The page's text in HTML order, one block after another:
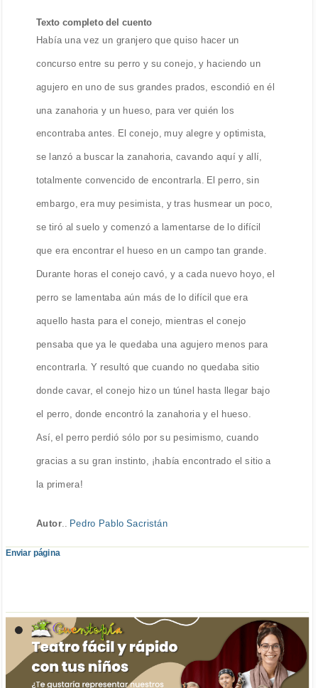
Texto completo del cuento
Había una vez un granjero que quiso hacer un
concurso entre su perro y su conejo, y haciendo un
agujero en uno de sus grandes prados, escondió en él
una zanahoria y un hueso, para ver quién los
encontraba antes. El conejo, muy alegre y optimista,
se lanzó a buscar la zanahoria, cavando aquí y allí,
totalmente convencido de encontrarla. El perro, sin
embargo, era muy pesimista, y tras husmear un poco,
se tiró al suelo y comenzó a lamentarse de lo difícil
que era encontrar el hueso en un campo tan grande.
Durante horas el conejo cavó, y a cada nuevo hoyo, el
perro se lamentaba aún más de lo difícil que era
aquello hasta para el conejo, mientras el conejo
pensaba que ya le quedaba una agujero menos para
encontrarla. Y resultó que cuando no quedaba sitio
donde cavar, el conejo hizo un túnel hasta llegar bajo
el perro, donde encontró la zanahoria y el hueso.
Así, el perro perdió sólo por su pesimismo, cuando
gracias a su gran instinto, ¡había encontrado el sitio a
la primera!
Autor.. Pedro Pablo Sacristán
Enviar página